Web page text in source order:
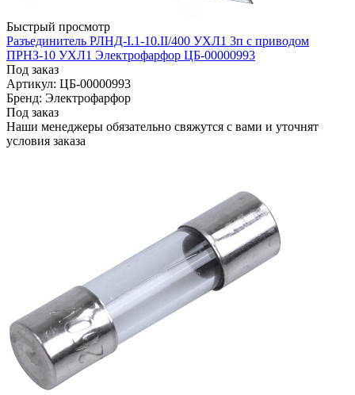
Быстрый просмотр
Разъединитель РЛНД-I.1-10.II/400 УХЛ1 3п с приводом
ПРНЗ-10 УХЛ1 Электрофарфор ЦБ-00000993
Под заказ
Артикул: ЦБ-00000993
Бренд: Электрофарфор
Под заказ
Наши менеджеры обязательно свяжутся с вами и уточнят
условия заказа